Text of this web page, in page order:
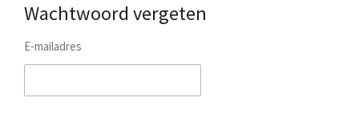
Wachtwoord vergeten
E-mailadres